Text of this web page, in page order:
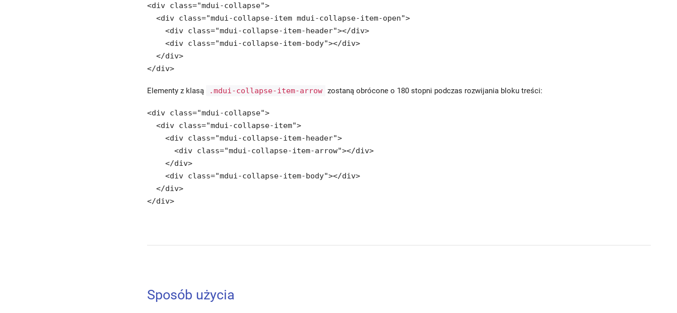
<div class="mdui-collapse">
  <div class="mdui-collapse-item mdui-collapse-item-open">
    <div class="mdui-collapse-item-header"></div>
    <div class="mdui-collapse-item-body"></div>
  </div>
</div>
Elementy z klasą .mdui-collapse-item-arrow zostaną obrócone o 180 stopni podczas rozwijania bloku treści:
<div class="mdui-collapse">
  <div class="mdui-collapse-item">
    <div class="mdui-collapse-item-header">
      <div class="mdui-collapse-item-arrow"></div>
    </div>
    <div class="mdui-collapse-item-body"></div>
  </div>
</div>
Sposób użycia